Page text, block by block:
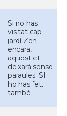
Si no has
visitat cap
jardí Zen
encara,
aquest et
deixarà sense
paraules. SI
ho has fet,
també